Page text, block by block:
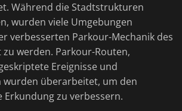
Während die Stadtstrukturen
wurden viele Umgebungen
verbesserten Parkour-Mechanik des
zu werden. Parkour-Routen,
Ereignisse und
wurden überarbeitet, um den
Erkundung zu verbessern.